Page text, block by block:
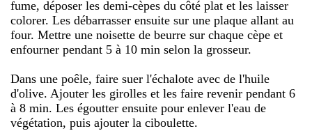
fume, déposer les demi-cèpes du côté plat et les laisser
colorer. Les débarrasser ensuite sur une plaque allant au
four. Mettre une noisette de beurre sur chaque cèpe et
enfourner pendant 5 à 10 min selon la grosseur.
Dans une poêle, faire suer l'échalote avec de l'huile
d'olive. Ajouter les girolles et les faire revenir pendant 6
à 8 min. Les égoutter ensuite pour enlever l'eau de
végétation, puis ajouter la ciboulette.